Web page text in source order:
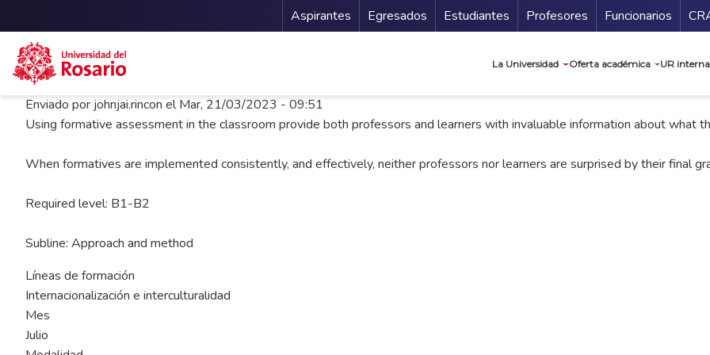
Pasar al contenido principal
Menu Secundario
Aspirantes Egresados Estudiantes Profesores Funcionarios
La Universidad Oferta académica UR
Enviado por johnjai.rincon elMar, 21/03/2023 - 09:51
Using formative assessment in the classroom provide both professors and learners with invaluable information about what
When formatives are implemented consistently, and effectively, neither professors nor learners are surprised by their final
Required level: B1-B2
Subline: Approach and method
Líneas de formación
Internacionalización e interculturalidad
Mes
Julio